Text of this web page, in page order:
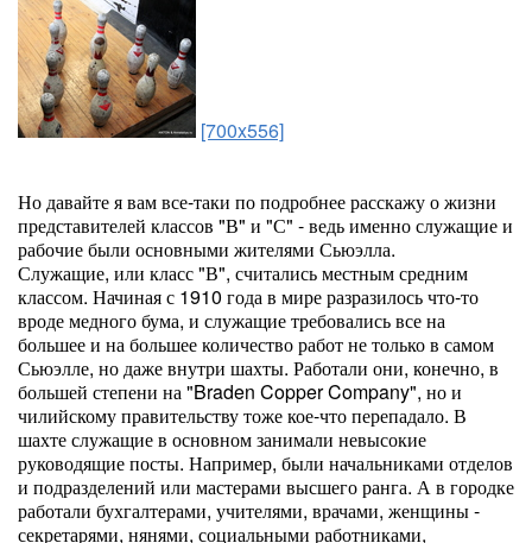
[700x556]
Но давайте я вам все-таки по подробнее расскажу о жизни
представителей классов "В" и "С" - ведь именно служащие и
рабочие были основными жителями Сьюэлла.
Служащие, или класс "В", считались местным средним
классом. Начиная с 1910 года в мире разразилось что-то
вроде медного бума, и служащие требовались все на
большее и на большее количество работ не только в самом
Сьюэлле, но даже внутри шахты. Работали они, конечно, в
большей степени на "Braden Copper Company", но и
чилийскому правительству тоже кое-что перепадало. В
шахте служащие в основном занимали невысокие
руководящие посты. Например, были начальниками отделов
и подразделений или мастерами высшего ранга. А в городке
работали бухгалтерами, учителями, врачами, женщины -
секретарями, нянями, социальными работниками,